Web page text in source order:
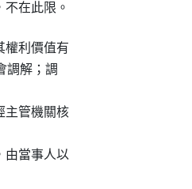
在此限。
權利價值有
調解；調
主管機關核
由當事人以